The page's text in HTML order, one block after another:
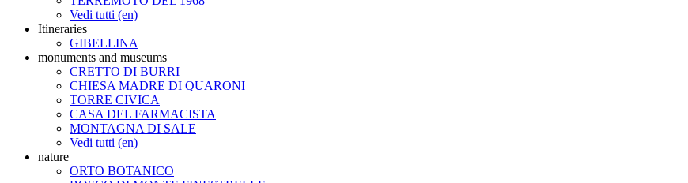
Vedi tutti (en)
Itineraries
GIBELLINA
monuments and museums
CRETTO DI BURRI
CHIESA MADRE DI QUARONI
TORRE CIVICA
CASA DEL FARMACISTA
MONTAGNA DI SALE
Vedi tutti (en)
nature
ORTO BOTANICO